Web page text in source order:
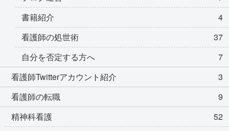
書籍紹介
4
看護師の処世術
37
自分を否定する方へ
7
看護師Twitterアカウント紹介
3
看護師の転職
9
精神科看護
52